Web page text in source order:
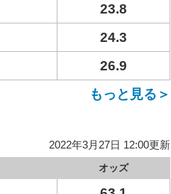
23.8
24.3
26.9
もっと見る＞
2022年3月27日 12:00更新
オッズ